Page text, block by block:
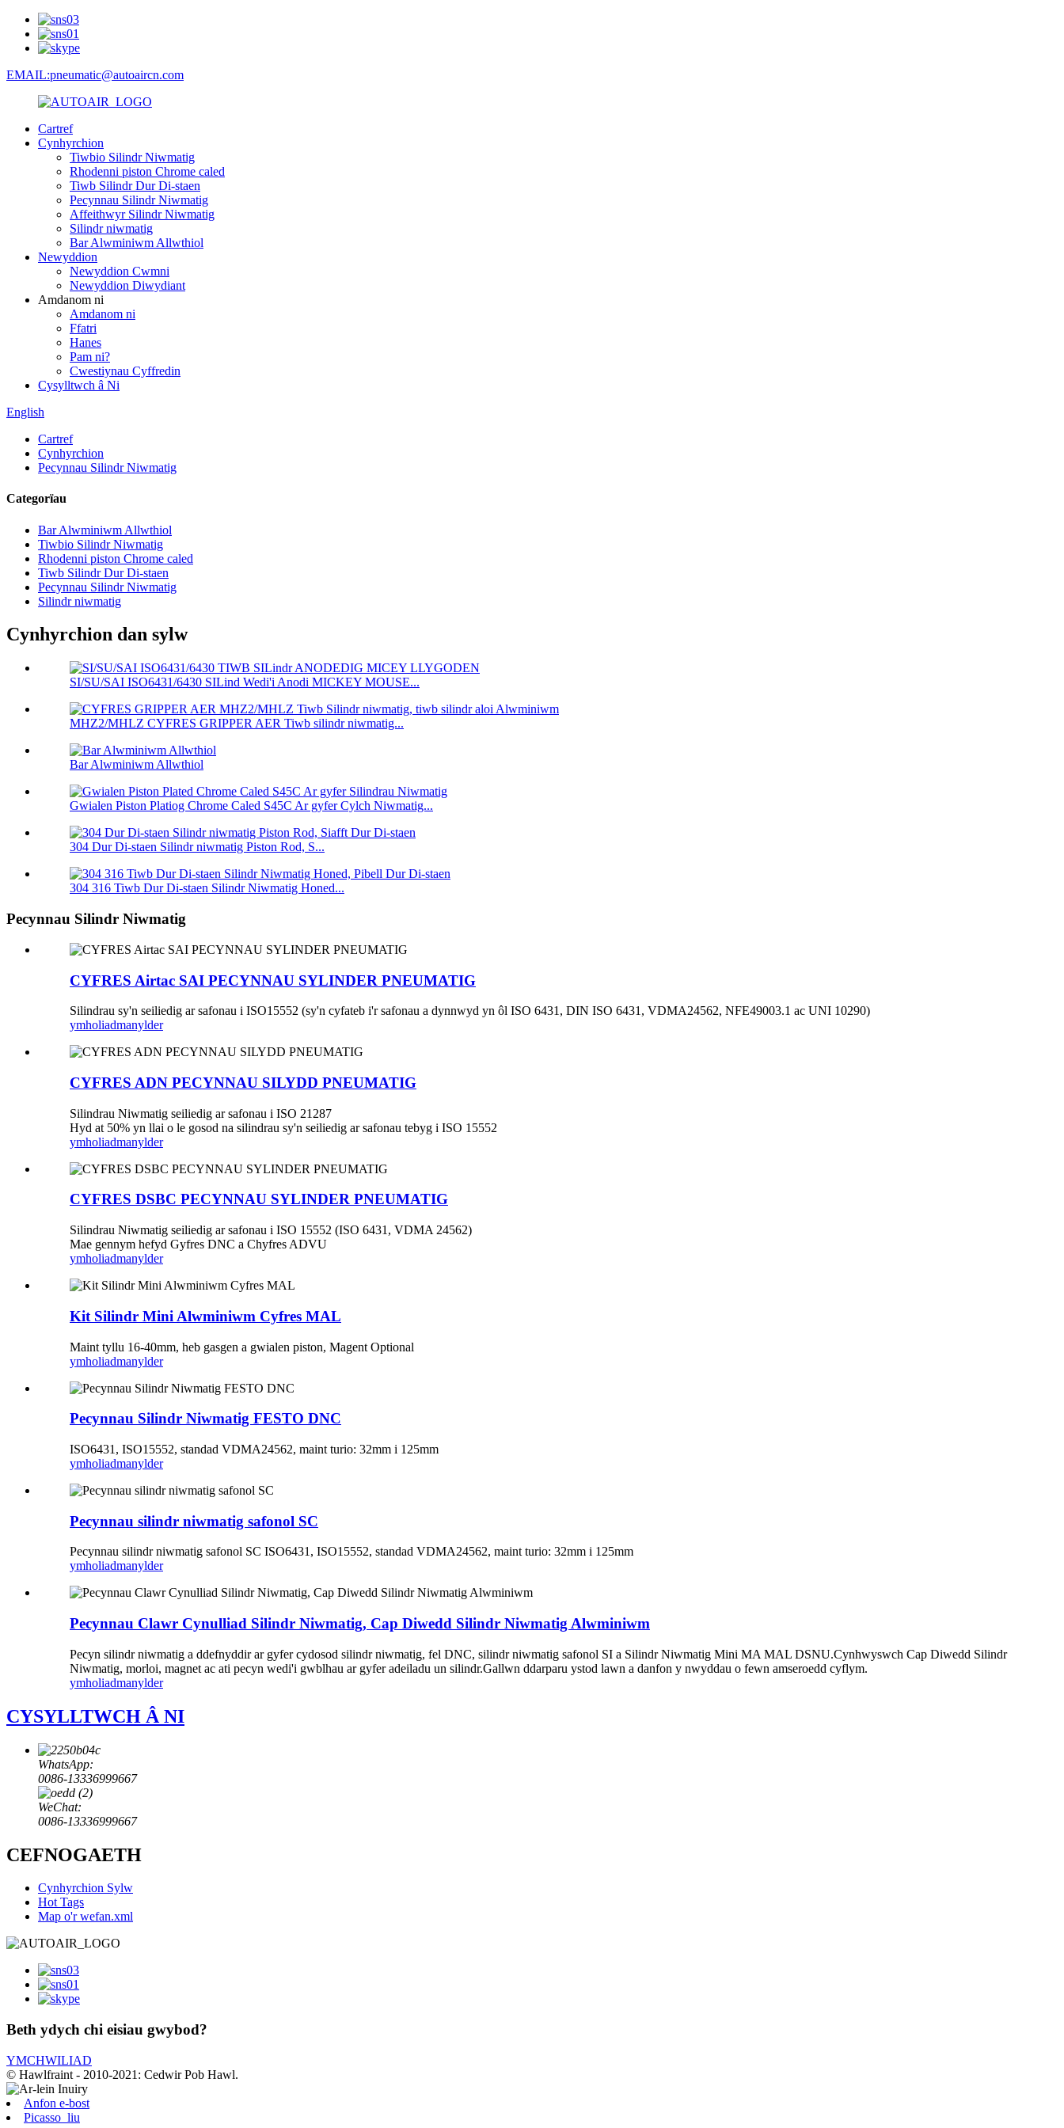
EMAIL:pneumatic@autoaircn.com
Cartref
Cynhyrchion
Tiwbio Silindr Niwmatig
Rhodenni piston Chrome caled
Tiwb Silindr Dur Di-staen
Pecynnau Silindr Niwmatig
Affeithwyr Silindr Niwmatig
Silindr niwmatig
Bar Alwminiwm Allwthiol
Newyddion
Newyddion Cwmni
Newyddion Diwydiant
Amdanom ni
Amdanom ni
Ffatri
Hanes
Pam ni?
Cwestiynau Cyffredin
Cysylltwch â Ni
English
Cartref
Cynhyrchion
Pecynnau Silindr Niwmatig
Categorïau
Bar Alwminiwm Allwthiol
Tiwbio Silindr Niwmatig
Rhodenni piston Chrome caled
Tiwb Silindr Dur Di-staen
Pecynnau Silindr Niwmatig
Silindr niwmatig
Cynhyrchion dan sylw
SI/SU/SAI ISO6431/6430 SILind Wedi'i Anodi MICKEY MOUSE...
MHZ2/MHLZ CYFRES GRIPPER AER Tiwb silindr niwmatig...
Bar Alwminiwm Allwthiol
Gwialen Piston Platiog Chrome Caled S45C Ar gyfer Cylch Niwmatig...
304 Dur Di-staen Silindr niwmatig Piston Rod, S...
304 316 Tiwb Dur Di-staen Silindr Niwmatig Honed...
Pecynnau Silindr Niwmatig
CYFRES Airtac SAI PECYNNAU SYLINDER PNEUMATIG
Silindrau sy'n seiliedig ar safonau i ISO15552 (sy'n cyfateb i'r safonau a dynnwyd yn ôl ISO 6431, DIN ISO 6431, VDMA24562, NFE49003.1 ac UNI 10290)
ymholiadmanylder
CYFRES ADN PECYNNAU SILYDD PNEUMATIG
Silindrau Niwmatig seiliedig ar safonau i ISO 21287
Hyd at 50% yn llai o le gosod na silindrau sy'n seiliedig ar safonau tebyg i ISO 15552
ymholiadmanylder
CYFRES DSBC PECYNNAU SYLINDER PNEUMATIG
Silindrau Niwmatig seiliedig ar safonau i ISO 15552 (ISO 6431, VDMA 24562)
Mae gennym hefyd Gyfres DNC a Chyfres ADVU
ymholiadmanylder
Kit Silindr Mini Alwminiwm Cyfres MAL
Maint tyllu 16-40mm, heb gasgen a gwialen piston, Magent Optional
ymholiadmanylder
Pecynnau Silindr Niwmatig FESTO DNC
ISO6431, ISO15552, standad VDMA24562, maint turio: 32mm i 125mm
ymholiadmanylder
Pecynnau silindr niwmatig safonol SC
Pecynnau silindr niwmatig safonol SC ISO6431, ISO15552, standad VDMA24562, maint turio: 32mm i 125mm
ymholiadmanylder
Pecynnau Clawr Cynulliad Silindr Niwmatig, Cap Diwedd Silindr Niwmatig Alwminiwm
Pecyn silindr niwmatig a ddefnyddir ar gyfer cydosod silindr niwmatig, fel DNC, silindr niwmatig safonol SI a Silindr Niwmatig Mini MA MAL DSNU.Cynhwyswch Cap Diwedd Silindr
Niwmatig, morloi, magnet ac ati pecyn wedi'i gwblhau ar gyfer adeiladu un silindr.Gallwn ddarparu ystod lawn a danfon y nwyddau o fewn amseroedd cyflym.
ymholiadmanylder
CYSYLLTWCH Â NI
WhatsApp:
0086-13336999667
WeChat:
0086-13336999667
CEFNOGAETH
Cynhyrchion Sylw
Hot Tags
Map o'r wefan.xml
Beth ydych chi eisiau gwybod?
YMCHWILIAD
© Hawlfraint - 2010-2021: Cedwir Pob Hawl.
Anfon e-bost
Picasso_liu